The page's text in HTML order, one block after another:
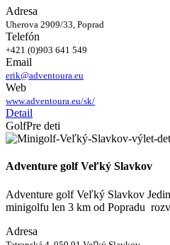
Adresa
Uherova 2909/33, Poprad
Telefón
+421 (0)903 641 549
Email
erik@adventoura.eu
Web
www.adventoura.eu/sk/
Detail
GolfPre deti
Adventure golf Veľký Slavkov
Adventure golf Veľký Slavkov
minigolfu len 3 km od Popradu
Adresa